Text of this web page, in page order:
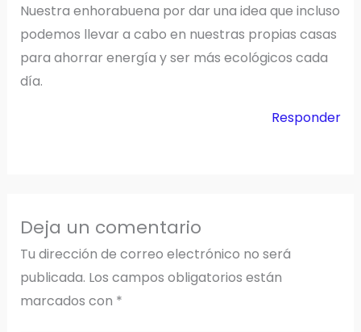
Nuestra enhorabuena por dar una idea que incluso
podemos llevar a cabo en nuestras propias casas
para ahorrar energía y ser más ecológicos cada
día.
Responder
Deja un comentario
Tu dirección de correo electrónico no será
publicada. Los campos obligatorios están
marcados con *